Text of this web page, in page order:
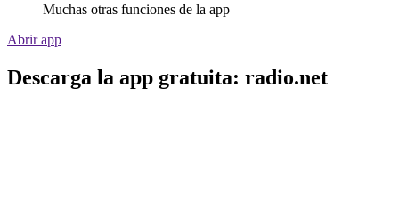
Muchas otras funciones de la app
Abrir app
Descarga la app gratuita: radio.net